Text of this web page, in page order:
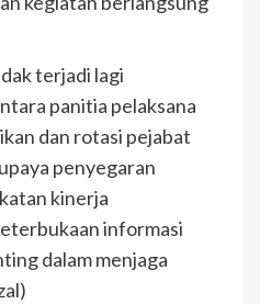
terjadi lagi
panitia pelaksana
dan rotasi pejabat
penyegaran
kinerja
informasi
dalam menjaga